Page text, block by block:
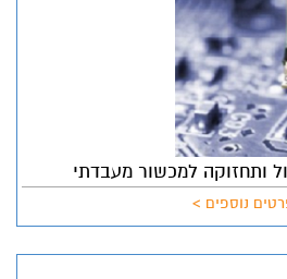
ותחזוקה למכשור מעבדתי
נוספים >